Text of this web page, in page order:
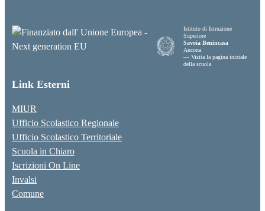
Istituto di Istruzione
Superiore
Savoia Benincasa
Ancona
— Visita la pagina iniziale
della scuola
Link Esterni
MIUR
Ufficio Scolastico Regionale
Ufficio Scolastico Territoriale
Scuola in Chiaro
Iscrizioni On Line
Invalsi
Comune